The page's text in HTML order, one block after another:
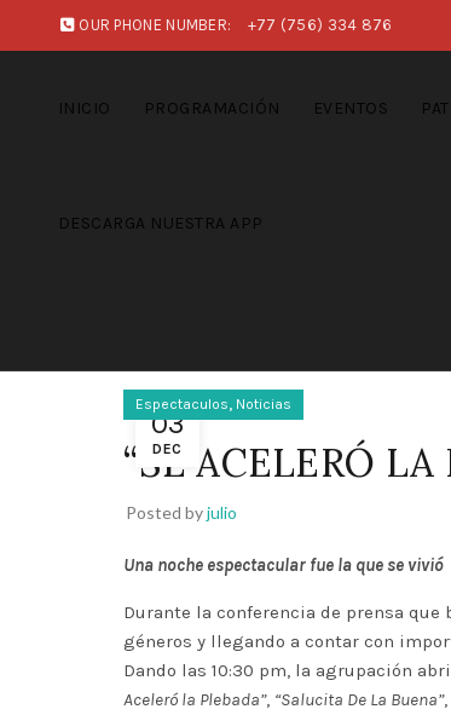
OUR PHONE NUMBER: +77 (756) 334 876
INICIO PROGRAMACIÓN EVENTOS
DESCARGA NUESTRA APP
03
DEC
Espectaculos, Noticias
“SE ACELERÓ
Posted byjulio
Una noche espectacular fue la que se
Durante la conferencia de prensa
géneros y llegando a contar con
Dando las 10:30 pm, la agrupación
Aceleró la Plebada”, “Salucita De La Buena”,